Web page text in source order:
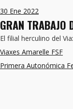
30 Ene 2022
GRAN TRABAJO
El filial herculino del
Viaxes Amarelle FSF
Primera Autonómica